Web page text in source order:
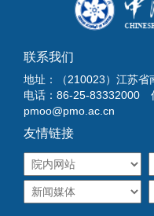
联系我们
地址：（210023）江苏省
电话：86-25-83332000
pmoo@pmo.ac.cn
友情链接